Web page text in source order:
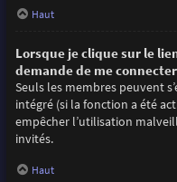
Haut
Lorsque je clique sur le
demande de me
Seuls les membres peuvent
intégré (si la fonction a été
empêcher l’utilisation
invités.
Haut